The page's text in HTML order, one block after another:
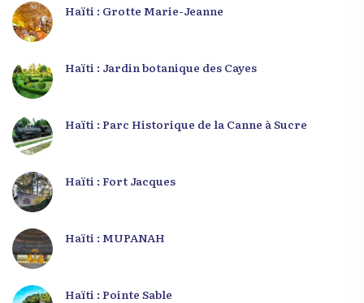
Haïti : Grotte Marie-Jeanne
Haïti : Jardin botanique des Cayes
Haïti : Parc Historique de la Canne à Sucre
Haïti : Fort Jacques
Haïti : MUPANAH
Haïti : Pointe Sable